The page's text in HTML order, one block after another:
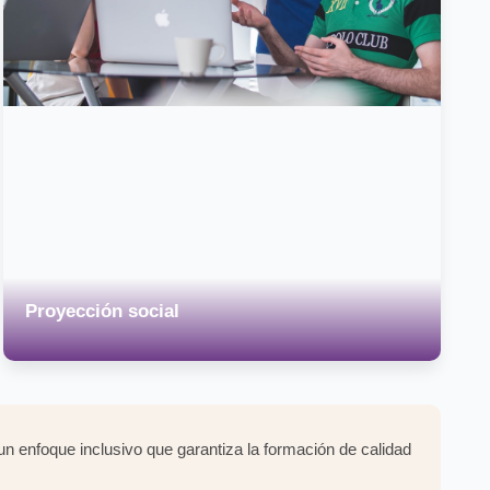
Proyección social
enfoque inclusivo que garantiza la formación de calidad